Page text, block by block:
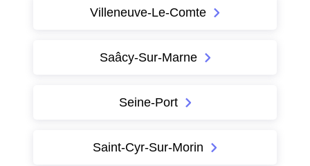
Villeneuve-Le-Comte
Saâcy-Sur-Marne
Seine-Port
Saint-Cyr-Sur-Morin